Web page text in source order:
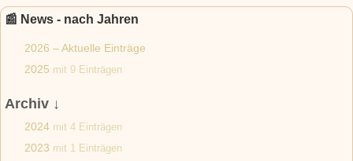
📰 News - nach Jahren
2026 – Aktuelle Einträge
2025 mit 9 Einträgen
Archiv ↓
2024 mit 4 Einträgen
2023 mit 1 Einträgen